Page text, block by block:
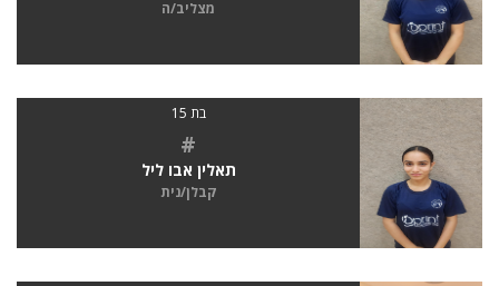
מצליב/ה
בת 15
#
תאלין אבו ליל
קבלן/נית